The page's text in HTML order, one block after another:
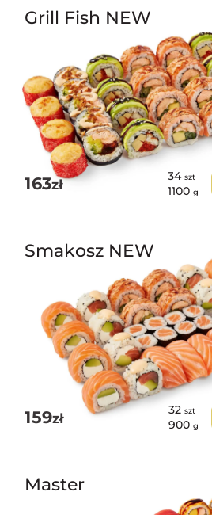
Grill Fish NEW
163zł
34 szt
1100 g
Smakosz NEW
159zł
32 szt
900 g
Master